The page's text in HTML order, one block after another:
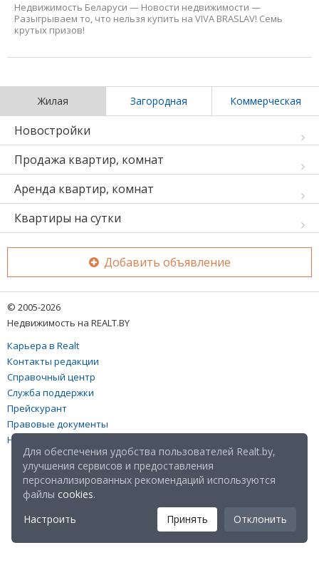
Недвижимость Беларуси — Новости недвижимости —
Разыгрываем то, что нельзя купить на VIVA BRASLAV! Семь
крутых призов!
Жилая Загородная Коммерческая
Новостройки
Продажа квартир, комнат
Аренда квартир, комнат
Квартиры на сутки
Добавить объявление
© 2005-2026
Недвижимость на REALT.BY
Карьера в Realt
Контакты редакции
Справочный центр
Служба поддержки
Прейскурант
Правовые документы
Настройка файлов cookies
Для обеспечения удобства пользователей Realt.by,
улучшения сервисов и предоставления
персонализированных рекомендаций используются
файлы cookies.
Настроить
Принять Отклонить